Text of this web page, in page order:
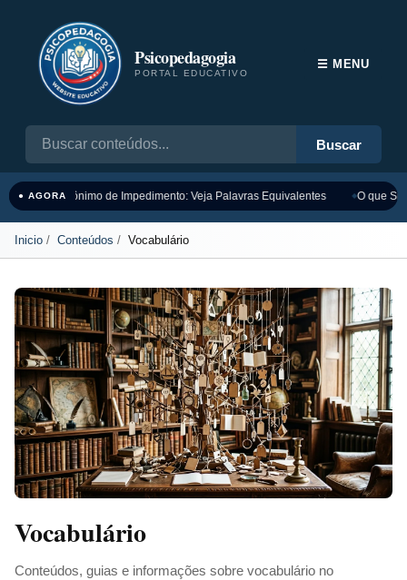
Psicopedagogia
PORTAL EDUCATIVO
Buscar
☰ MENU
● AGORASinônimo de Impedimento: Veja Palavras Equivalentes O que
Inicio Conteúdos Vocabulário
Vocabulário
Conteúdos, guias e informações sobre vocabulário no